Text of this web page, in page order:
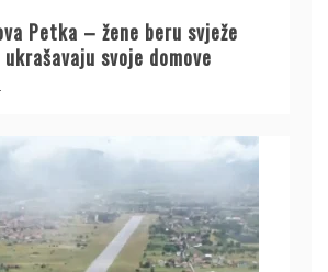
Petka – žene beru svježe
svoje domove